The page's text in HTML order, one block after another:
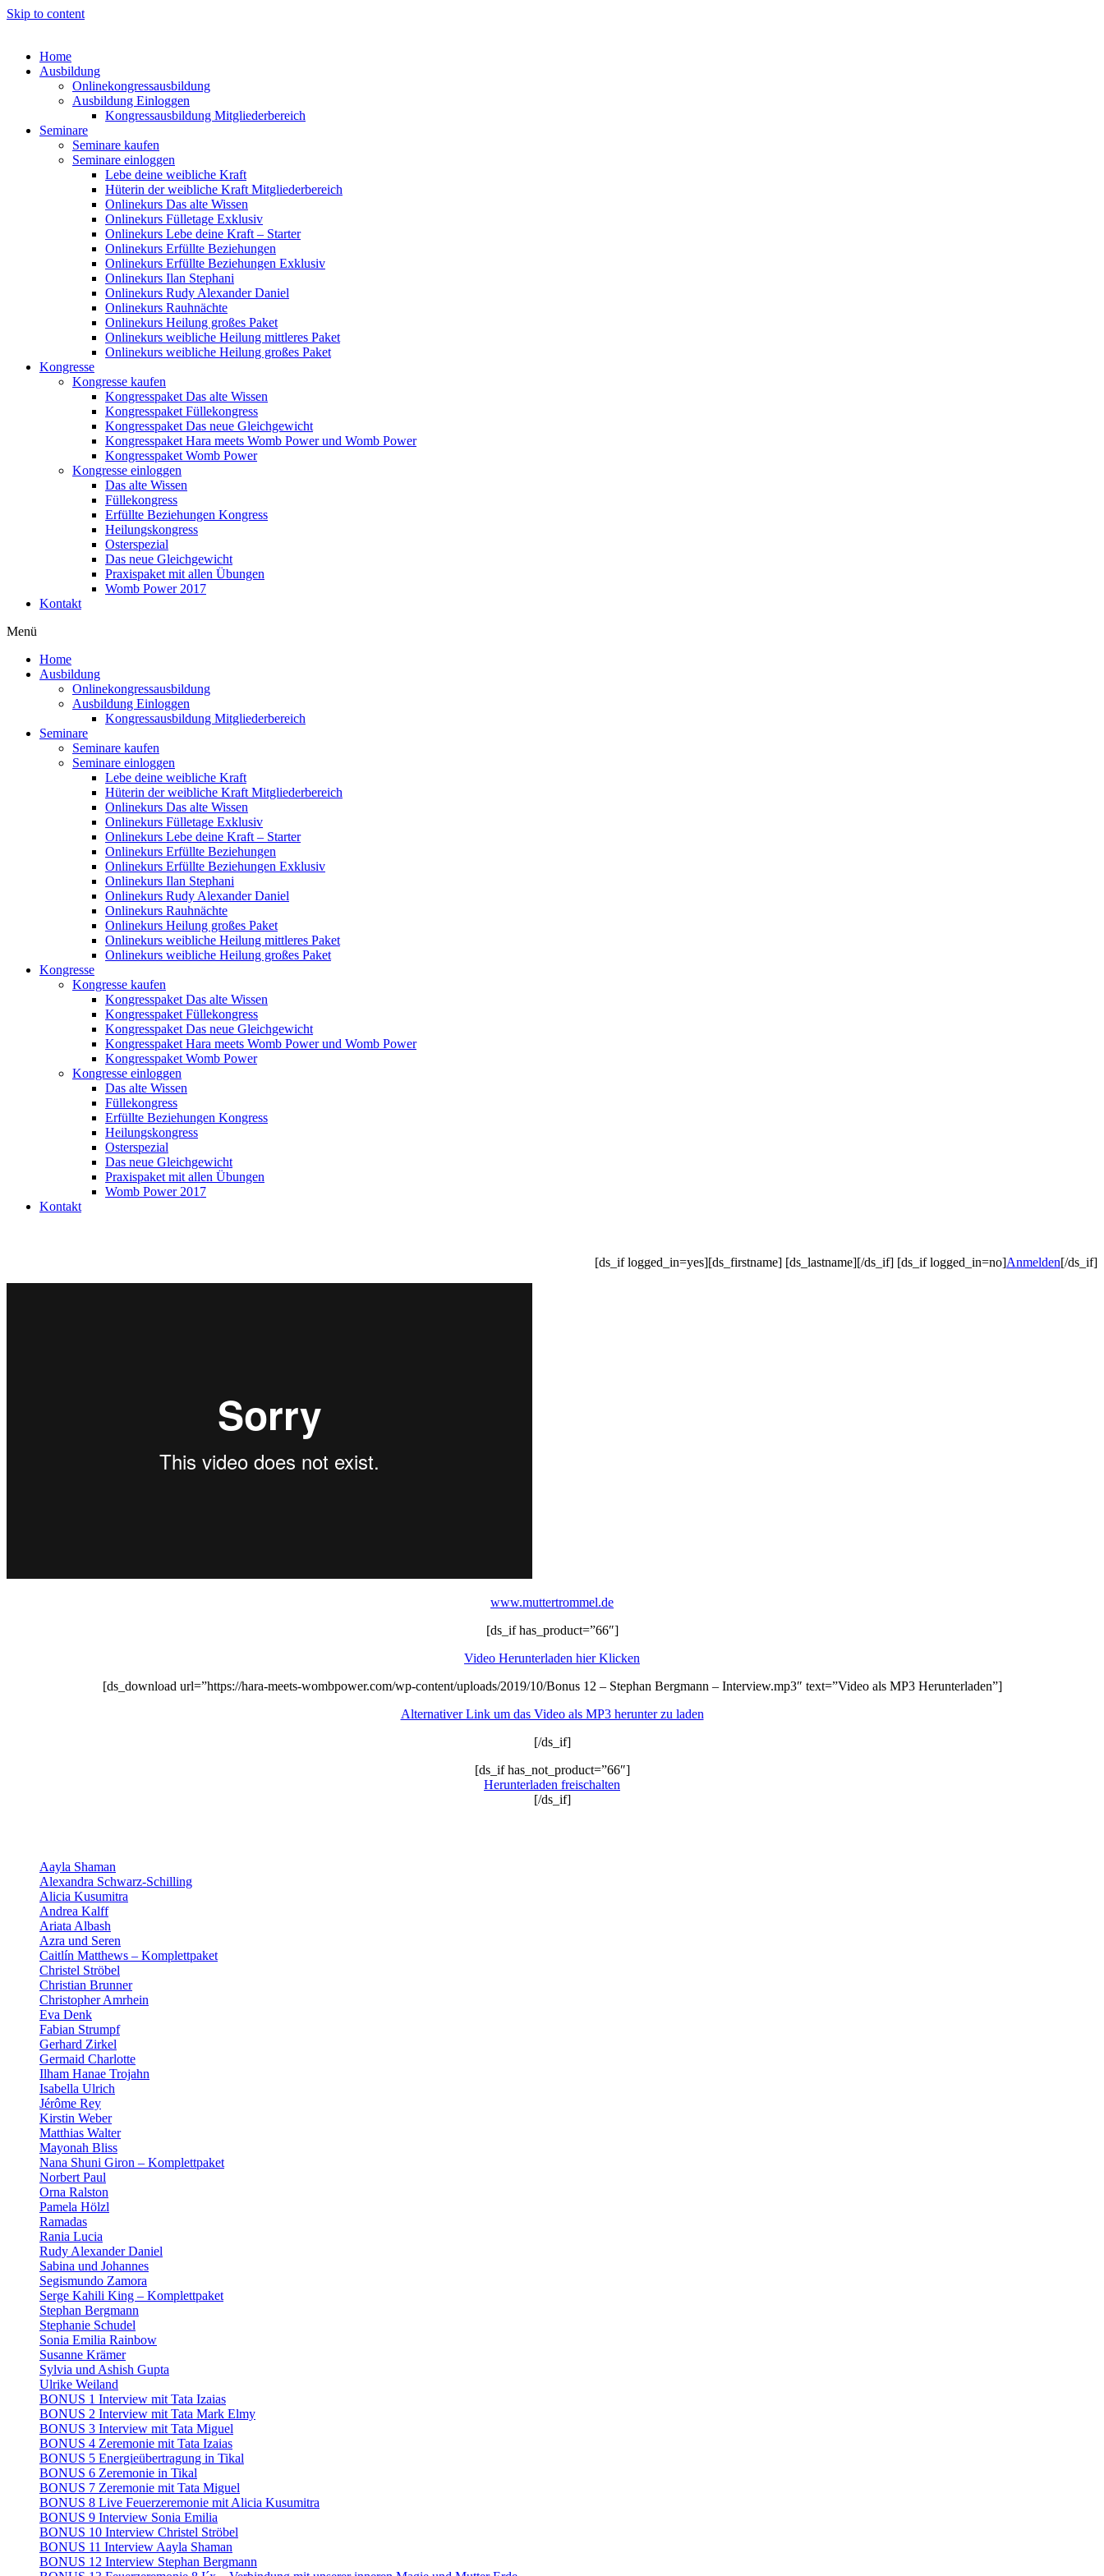
Skip to content
Home
Ausbildung
Onlinekongressausbildung
Ausbildung Einloggen
Kongressausbildung Mitgliederbereich
Seminare
Seminare kaufen
Seminare einloggen
Lebe deine weibliche Kraft
Hüterin der weibliche Kraft Mitgliederbereich
Onlinekurs Das alte Wissen
Onlinekurs Fülletage Exklusiv
Onlinekurs Lebe deine Kraft – Starter
Onlinekurs Erfüllte Beziehungen
Onlinekurs Erfüllte Beziehungen Exklusiv
Onlinekurs Ilan Stephani
Onlinekurs Rudy Alexander Daniel
Onlinekurs Rauhnächte
Onlinekurs Heilung großes Paket
Onlinekurs weibliche Heilung mittleres Paket
Onlinekurs weibliche Heilung großes Paket
Kongresse
Kongresse kaufen
Kongresspaket Das alte Wissen
Kongresspaket Füllekongress
Kongresspaket Das neue Gleichgewicht
Kongresspaket Hara meets Womb Power und Womb Power
Kongresspaket Womb Power
Kongresse einloggen
Das alte Wissen
Füllekongress
Erfüllte Beziehungen Kongress
Heilungskongress
Osterspezial
Das neue Gleichgewicht
Praxispaket mit allen Übungen
Womb Power 2017
Kontakt
Menü
Home
Ausbildung
Onlinekongressausbildung
Ausbildung Einloggen
Kongressausbildung Mitgliederbereich
Seminare
Seminare kaufen
Seminare einloggen
Lebe deine weibliche Kraft
Hüterin der weibliche Kraft Mitgliederbereich
Onlinekurs Das alte Wissen
Onlinekurs Fülletage Exklusiv
Onlinekurs Lebe deine Kraft – Starter
Onlinekurs Erfüllte Beziehungen
Onlinekurs Erfüllte Beziehungen Exklusiv
Onlinekurs Ilan Stephani
Onlinekurs Rudy Alexander Daniel
Onlinekurs Rauhnächte
Onlinekurs Heilung großes Paket
Onlinekurs weibliche Heilung mittleres Paket
Onlinekurs weibliche Heilung großes Paket
Kongresse
Kongresse kaufen
Kongresspaket Das alte Wissen
Kongresspaket Füllekongress
Kongresspaket Das neue Gleichgewicht
Kongresspaket Hara meets Womb Power und Womb Power
Kongresspaket Womb Power
Kongresse einloggen
Das alte Wissen
Füllekongress
Erfüllte Beziehungen Kongress
Heilungskongress
Osterspezial
Das neue Gleichgewicht
Praxispaket mit allen Übungen
Womb Power 2017
Kontakt
[ds_if logged_in=yes][ds_firstname] [ds_lastname][/ds_if] [ds_if logged_in=no]Anmelden[/ds_if]
www.muttertrommel.de
[ds_if has_product=”66″]
Video Herunterladen hier Klicken
[ds_download url=”https://hara-meets-wombpower.com/wp-content/uploads/2019/10/Bonus 12 – Stephan Bergmann – Interview.mp3″ text=”Video als MP3 Herunterladen”]
Alternativer Link um das Video als MP3 herunter zu laden
[/ds_if]
[ds_if has_not_product=”66″]
Herunterladen freischalten
[/ds_if]
Aayla Shaman
Alexandra Schwarz-Schilling
Alicia Kusumitra
Andrea Kalff
Ariata Albash
Azra und Seren
Caitlín Matthews – Komplettpaket
Christel Ströbel
Christian Brunner
Christopher Amrhein
Eva Denk
Fabian Strumpf
Gerhard Zirkel
Germaid Charlotte
Ilham Hanae Trojahn
Isabella Ulrich
Jérôme Rey
Kirstin Weber
Matthias Walter
Mayonah Bliss
Nana Shuni Giron – Komplettpaket
Norbert Paul
Orna Ralston
Pamela Hölzl
Ramadas
Rania Lucia
Rudy Alexander Daniel
Sabina und Johannes
Segismundo Zamora
Serge Kahili King – Komplettpaket
Stephan Bergmann
Stephanie Schudel
Sonia Emilia Rainbow
Susanne Krämer
Sylvia und Ashish Gupta
Ulrike Weiland
BONUS 1 Interview mit Tata Izaias
BONUS 2 Interview mit Tata Mark Elmy
BONUS 3 Interview mit Tata Miguel
BONUS 4 Zeremonie mit Tata Izaias
BONUS 5 Energieübertragung in Tikal
BONUS 6 Zeremonie in Tikal
BONUS 7 Zeremonie mit Tata Miguel
BONUS 8 Live Feuerzeremonie mit Alicia Kusumitra
BONUS 9 Interview Sonia Emilia
BONUS 10 Interview Christel Ströbel
BONUS 11 Interview Aayla Shaman
BONUS 12 Interview Stephan Bergmann